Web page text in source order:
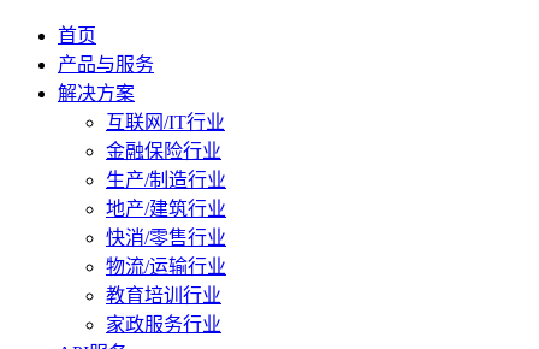
首页
产品与服务
解决方案
互联网/IT行业
金融保险行业
生产/制造行业
地产/建筑行业
快消/零售行业
物流/运输行业
教育培训行业
家政服务行业